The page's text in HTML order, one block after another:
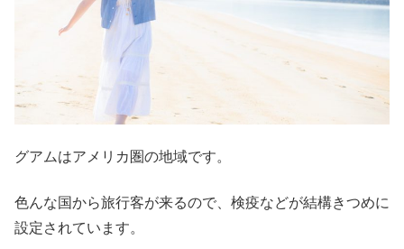
グアムはアメリカ圏の地域です。
色んな国から旅行客が来るので、検疫などが結構きつめに
設定されています。